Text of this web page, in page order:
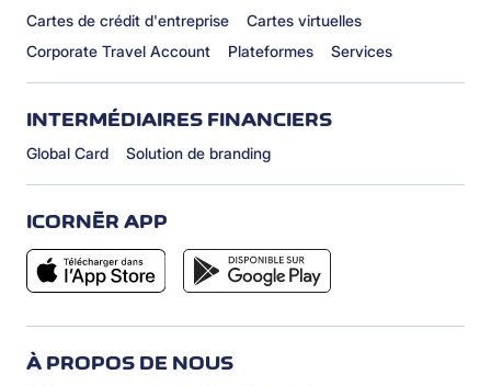
Cartes de crédit d'entreprise
Cartes virtuelles
Corporate Travel Account
Plateformes Services
INTERMÉDIAIRES FINANCIERS
Global Card Solution de branding
ICORNÈR APP
À PROPOS DE NOUS